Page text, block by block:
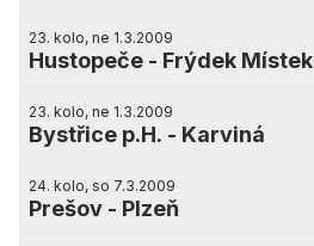
23. kolo, ne 1.3.2009
Hustopeče - Frýdek Místek
23. kolo, ne 1.3.2009
Bystřice p.H. - Karviná
24. kolo, so 7.3.2009
Prešov - Plzeň